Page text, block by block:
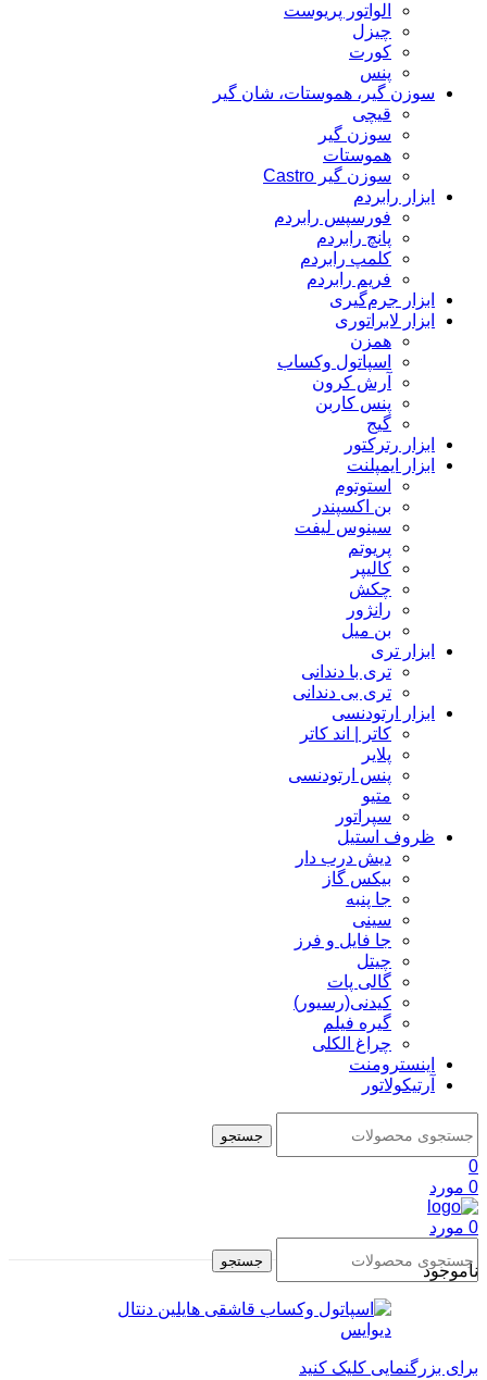
الواتور پریوست
چیزل
کورت
پنس
سوزن گیر، هموستات، شان گیر
قیچی
سوزن گیر
هموستات
سوزن گیر Castro
ابزار رابردم
فورسپس رابردم
پانچ رابردم
کلمپ رابردم
فریم رابردم
ابزار جرم‌گیری
ابزار لابراتوری
همزن
اسپاتول وکساب
آرش کرون
پنس کاربن
گیج
ابزار رترکتور
ابزار ایمپلنت
استوتوم
بن اکسپندر
سینوس لیفت
پریوتم
کالیپر
چکش
رانژور
بن میل
ابزار تری
تری با دندانی
تری بی دندانی
ابزار ارتودنسی
کاتر | اند کاتر
پلایر
پنس ارتودنسی
متیو
سپراتور
ظروف استیل
دیش درب دار
بیکس گاز
جا پنبه
سینی
جا فایل و فرز
چیتل
گالی پات
کیدنی(رسیور)
گیره فیلم
چراغ الکلی
اینسترومنت
آرتیکولاتور
جستجو
0
0 مورد
0 مورد
جستجو
ناموجود
برای بزرگنمایی کلیک کنید